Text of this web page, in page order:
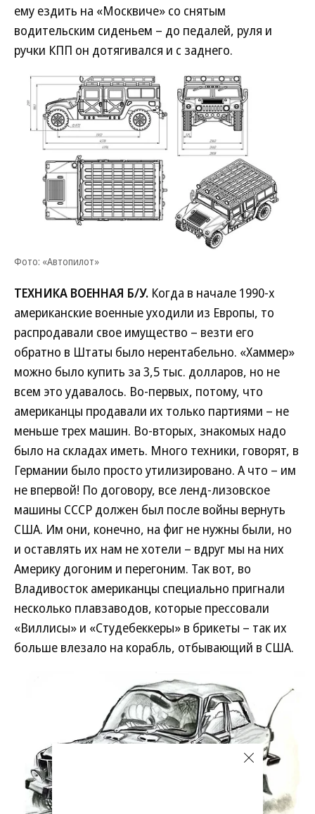
ему ездить на «Москвиче» со снятым
водительским сиденьем – до педалей, руля и
ручки КПП он дотягивался и с заднего.
Фото: «Автопилот»
ТЕХНИКА ВОЕННАЯ Б/У. Когда в начале 1990-х
американские военные уходили из Европы, то
распродавали свое имущество – везти его
обратно в Штаты было нерентабельно. «Хаммер»
можно было купить за 3,5 тыс. долларов, но не
всем это удавалось. Во-первых, потому, что
американцы продавали их только партиями – не
меньше трех машин. Во-вторых, знакомых надо
было на складах иметь. Много техники, говорят, в
Германии было просто утилизировано. А что – им
не впервой! По договору, все ленд-лизовское
машины СССР должен был после войны вернуть
США. Им они, конечно, на фиг не нужны были, но
и оставлять их нам не хотели – вдруг мы на них
Америку догоним и перегоним. Так вот, во
Владивосток американцы специально пригнали
несколько плавзаводов, которые прессовали
«Виллисы» и «Студебеккеры» в брикеты – так их
больше влезало на корабль, отбывающий в США.